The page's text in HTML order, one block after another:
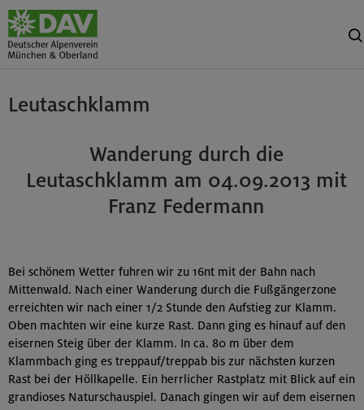
Leutaschklamm
Wanderung durch die
Leutaschklamm am 04.09.2013 mit
Franz Federmann
Bei schönem Wetter fuhren wir zu 16nt mit der Bahn nach
Mittenwald. Nach einer Wanderung durch die Fußgängerzone
erreichten wir nach einer 1/2 Stunde den Aufstieg zur Klamm.
Oben machten wir eine kurze Rast. Dann ging es hinauf auf den
eisernen Steig über der Klamm. In ca. 80 m über dem
Klammbach ging es treppauf/treppab bis zur nächsten kurzen
Rast bei der Höllkapelle. Ein herrlicher Rastplatz mit Blick auf ein
grandioses Naturschauspiel. Danach gingen wir auf dem eisernen